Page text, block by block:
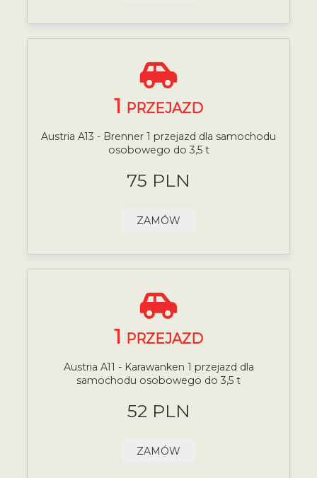
1 PRZEJAZD
Austria A13 - Brenner 1 przejazd dla samochodu
osobowego do 3,5 t
75 PLN
ZAMÓW
1 PRZEJAZD
Austria A11 - Karawanken 1 przejazd dla
samochodu osobowego do 3,5 t
52 PLN
ZAMÓW